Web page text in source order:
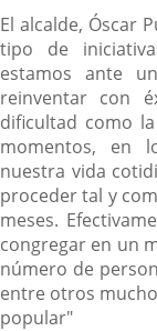
El alcalde, Óscar
tipo de
estamos ante
reinventar con
dificultad como
momentos, en
nuestra vida
proceder tal y
meses.
congregar en un
número de
entre otros
popular"